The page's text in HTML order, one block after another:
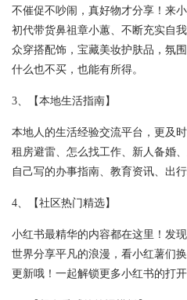
不催促不吵闹，真好物才分享！来
初代带货鼻祖章小蕙、不断充实自
众穿搭配饰，宝藏美妆护肤品，氛
什么也不买，也能有所得。
3、【本地生活指南】
本地人的生活经验交流平台，更及
租房避雷、怎么找工作、新人备婚
自己写的办事指南、教育资讯、出
4、【社区热门精选】
小红书最精华的内容都在这里！发
世界分享平凡的浪漫，看小红薯们
更新哦！一起解锁更多小红书的打